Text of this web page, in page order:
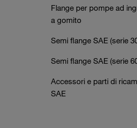
Flange per pompe ad
a gomito
Semi flange SAE (serie
Semi flange SAE (serie
Accessori e parti di
SAE